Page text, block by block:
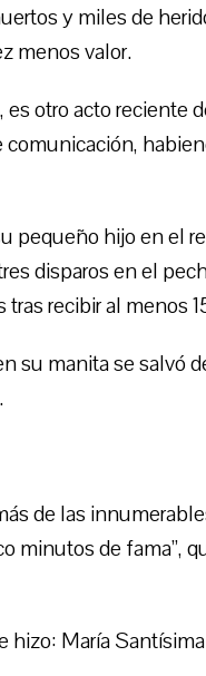
y miles de
menos valor.
otro acto reciente
pequeño hijo en el
disparos en el
recibir al menos
su manita se salvó
de las
minutos de fama”,
hizo: María